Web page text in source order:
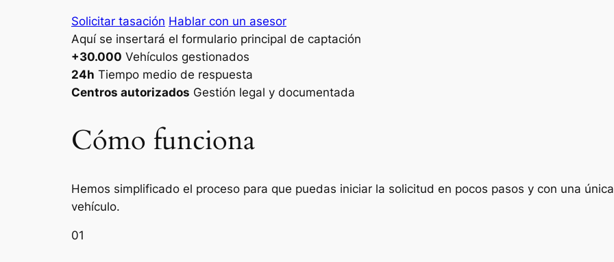
Solicitar tasación Hablar con un asesor
Aquí se insertará el formulario principal de captación
+30.000 Vehículos gestionados
24h Tiempo medio de respuesta
Centros autorizados Gestión legal y documentada
Cómo funciona
Hemos simplificado el proceso para que puedas iniciar la solicitud en pocos pasos y con una
vehículo.
01